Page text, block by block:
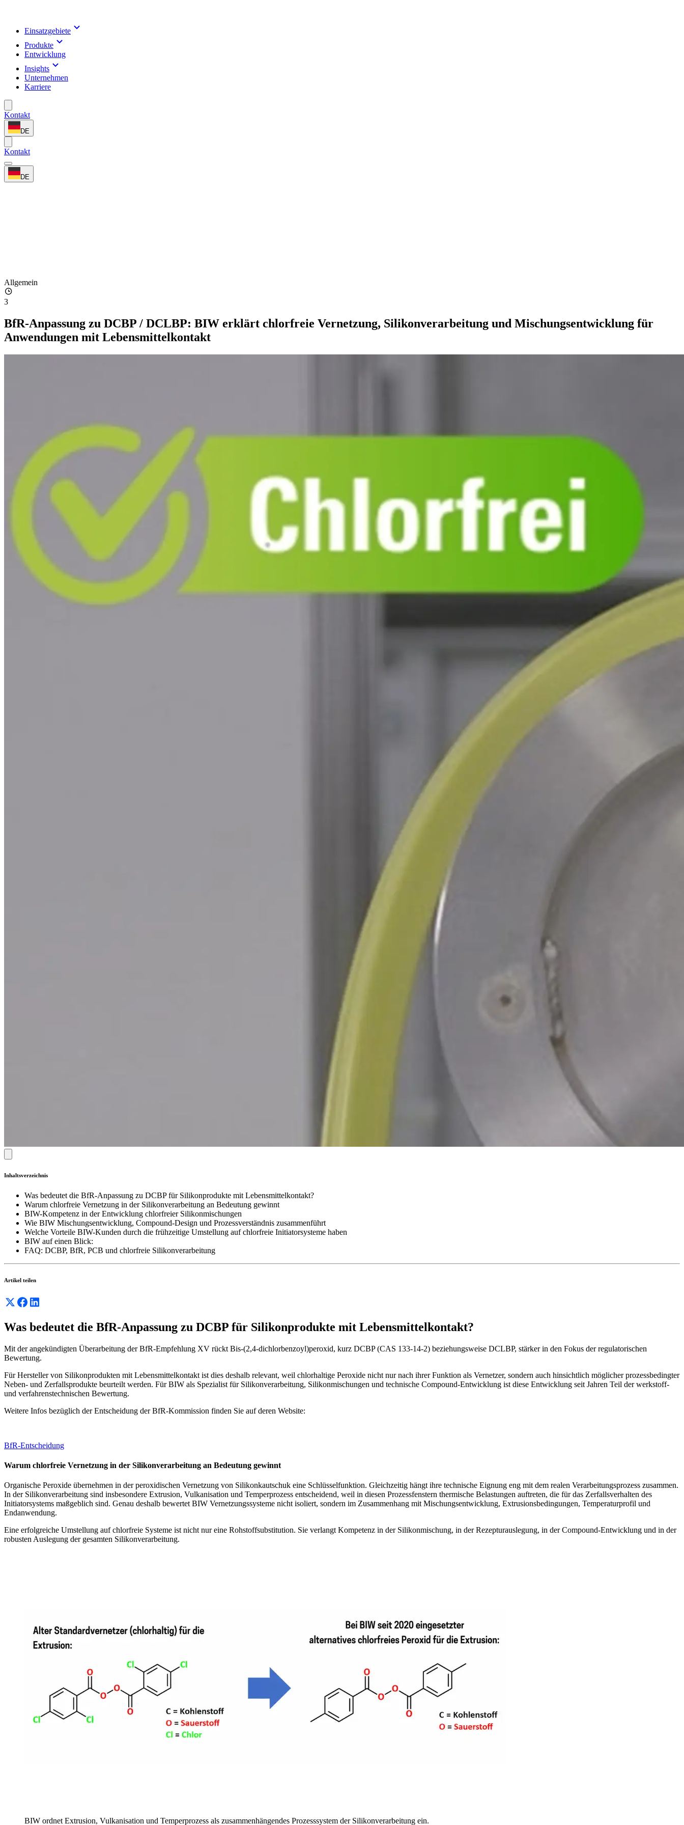
Einsatzgebiete
Produkte
Entwicklung
Insights
Unternehmen
Karriere
Kontakt
DE
Kontakt
DE
Allgemein
3
BfR-Anpassung zu DCBP / DCLBP: BIW erklärt chlorfreie Vernetzung, Silikonverarbeitung und Mischungsentwicklung für
Anwendungen mit Lebensmittelkontakt
Inhaltsverzeichnis
Was bedeutet die BfR-Anpassung zu DCBP für Silikonprodukte mit Lebensmittelkontakt?
Warum chlorfreie Vernetzung in der Silikonverarbeitung an Bedeutung gewinnt
BIW-Kompetenz in der Entwicklung chlorfreier Silikonmischungen
Wie BIW Mischungsentwicklung, Compound-Design und Prozessverständnis zusammenführt
Welche Vorteile BIW-Kunden durch die frühzeitige Umstellung auf chlorfreie Initiatorsysteme haben
BIW auf einen Blick:
FAQ: DCBP, BfR, PCB und chlorfreie Silikonverarbeitung
Artikel teilen
Was bedeutet die BfR-Anpassung zu DCBP für Silikonprodukte mit Lebensmittelkontakt?
Mit der angekündigten Überarbeitung der BfR-Empfehlung XV rückt Bis-(2,4-dichlorbenzoyl)peroxid, kurz DCBP (CAS 133-14-2) beziehungsweise DCLBP, stärker in den Fokus der regulatorischen
Bewertung.
Für Hersteller von Silikonprodukten mit Lebensmittelkontakt ist dies deshalb relevant, weil chlorhaltige Peroxide nicht nur nach ihrer Funktion als Vernetzer, sondern auch hinsichtlich möglicher prozessbedingter
Neben- und Zerfallsprodukte beurteilt werden. Für BIW als Spezialist für Silikonverarbeitung, Silikonmischungen und technische Compound-Entwicklung ist diese Entwicklung seit Jahren Teil der werkstoff-
und verfahrenstechnischen Bewertung.
Weitere Infos bezüglich der Entscheidung der BfR-Kommission finden Sie auf deren Website:
BfR-Entscheidung
Warum chlorfreie Vernetzung in der Silikonverarbeitung an Bedeutung gewinnt
Organische Peroxide übernehmen in der peroxidischen Vernetzung von Silikonkautschuk eine Schlüsselfunktion. Gleichzeitig hängt ihre technische Eignung eng mit dem realen Verarbeitungsprozess zusammen.
In der Silikonverarbeitung sind insbesondere Extrusion, Vulkanisation und Temperprozess entscheidend, weil in diesen Prozessfenstern thermische Belastungen auftreten, die für das Zerfallsverhalten des
Initiatorsystems maßgeblich sind. Genau deshalb bewertet BIW Vernetzungssysteme nicht isoliert, sondern im Zusammenhang mit Mischungsentwicklung, Extrusionsbedingungen, Temperaturprofil und
Endanwendung.
Eine erfolgreiche Umstellung auf chlorfreie Systeme ist nicht nur eine Rohstoffsubstitution. Sie verlangt Kompetenz in der Silikonmischung, in der Rezepturauslegung, in der Compound-Entwicklung und in der
robusten Auslegung der gesamten Silikonverarbeitung.
BIW ordnet Extrusion, Vulkanisation und Temperprozess als zusammenhängendes Prozesssystem der Silikonverarbeitung ein.